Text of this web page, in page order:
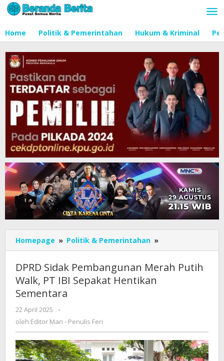
Lewati
ke
Home Politik & Pemerintahan Hukum & Kriminal
Homepage » Politik & Pemerintahan »
Sidak
Merah
Hentikan
Sementara
DPRD Sidak Pembangunan Merah Putih
Walk, PT IBI Sepakat Hentikan
Sementara
22 April 2025
oleh
Editor
Penulis
Feri
-
oleh Editor Man - Penulis Feri